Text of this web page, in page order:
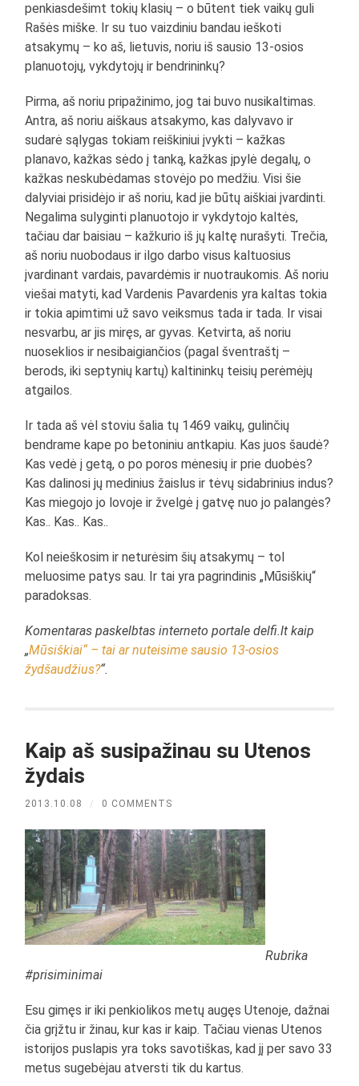
penkiasdešimt tokių klasių – o būtent tiek vaikų guli
Rašės miške. Ir su tuo vaizdiniu bandau ieškoti
atsakymų – ko aš, lietuvis, noriu iš sausio 13-osios
planuotojų, vykdytojų ir bendrininkų?
Pirma, aš noriu pripažinimo, jog tai buvo nusikaltimas.
Antra, aš noriu aiškaus atsakymo, kas dalyvavo ir
sudarė sąlygas tokiam reiškiniui įvykti – kažkas
planavo, kažkas sėdo į tanką, kažkas įpylė degalų, o
kažkas neskubėdamas stovėjo po medžiu. Visi šie
dalyviai prisidėjo ir aš noriu, kad jie būtų aiškiai įvardinti.
Negalima sulyginti planuotojo ir vykdytojo kaltės,
tačiau dar baisiau – kažkurio iš jų kaltę nurašyti. Trečia,
aš noriu nuobodaus ir ilgo darbo visus kaltuosius
įvardinant vardais, pavardėmis ir nuotraukomis. Aš noriu
viešai matyti, kad Vardenis Pavardenis yra kaltas tokia
ir tokia apimtimi už savo veiksmus tada ir tada. Ir visai
nesvarbu, ar jis miręs, ar gyvas. Ketvirta, aš noriu
nuoseklios ir nesibaigiančios (pagal šventraštį –
berods, iki septynių kartų) kaltininkų teisių perėmėjų
atgailos.
Ir tada aš vėl stoviu šalia tų 1469 vaikų, gulinčių
bendrame kape po betoniniu antkapiu. Kas juos šaudė?
Kas vedė į getą, o po poros mėnesių ir prie duobės?
Kas dalinosi jų medinius žaislus ir tėvų sidabrinius indus?
Kas miegojo jo lovoje ir žvelgė į gatvę nuo jo palangės?
Kas.. Kas.. Kas..
Kol neieškosim ir neturėsim šių atsakymų – tol
meluosime patys sau. Ir tai yra pagrindinis „Mūsiškių“
paradoksas.
Komentaras paskelbtas interneto portale delfi.lt kaip
„Mūsiškiai“ – tai ar nuteisime sausio 13-osios
žydšaudžius?“.
Kaip aš susipažinau su Utenos
žydais
2013.10.08 / 0 COMMENTS
Rubrika
#prisiminimai
Esu gimęs ir iki penkiolikos metų augęs Utenoje, dažnai
čia grįžtu ir žinau, kur kas ir kaip. Tačiau vienas Utenos
istorijos puslapis yra toks savotiškas, kad jį per savo 33
metus sugebėjau atversti tik du kartus.